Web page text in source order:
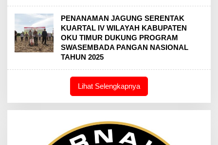
PENANAMAN JAGUNG SERENTAK
KUARTAL IV WILAYAH KABUPATEN
OKU TIMUR DUKUNG PROGRAM
SWASEMBADA PANGAN NASIONAL
TAHUN 2025
Lihat Selengkapnya